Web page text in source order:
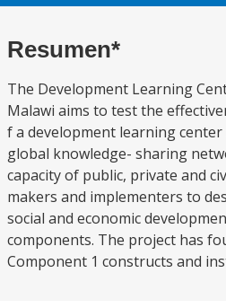
Resumen*
The Development Learning
Malawi aims to test the
f a development learning
global knowledge- sharing
capacity of public, private and
makers and implementers to
social and economic
components. The project has
Component 1 constructs and